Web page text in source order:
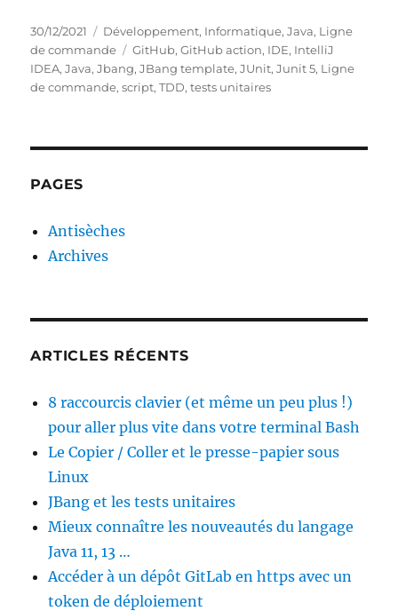
Publié
le
30/12/2021 Catégories
Développement, Informatique,Java, Ligne
de commande
Étiquettes
GitHub,GitHub action, IDE, IntelliJ
IDEA,Java,Jbang,JBang template,JUnit,Junit 5, Ligne
de commande,script,TDD,tests unitaires
PAGES
Antisèches
Archives
ARTICLES RÉCENTS
8 raccourcis clavier (et même un peu plus !)
pour aller plus vite dans votre terminal Bash
Le Copier / Coller et le presse-papier sous
Linux
JBang et les tests unitaires
Mieux connaître les nouveautés du langage
Java 11, 13 …
Accéder à un dépôt GitLab en https avec un
token de déploiement